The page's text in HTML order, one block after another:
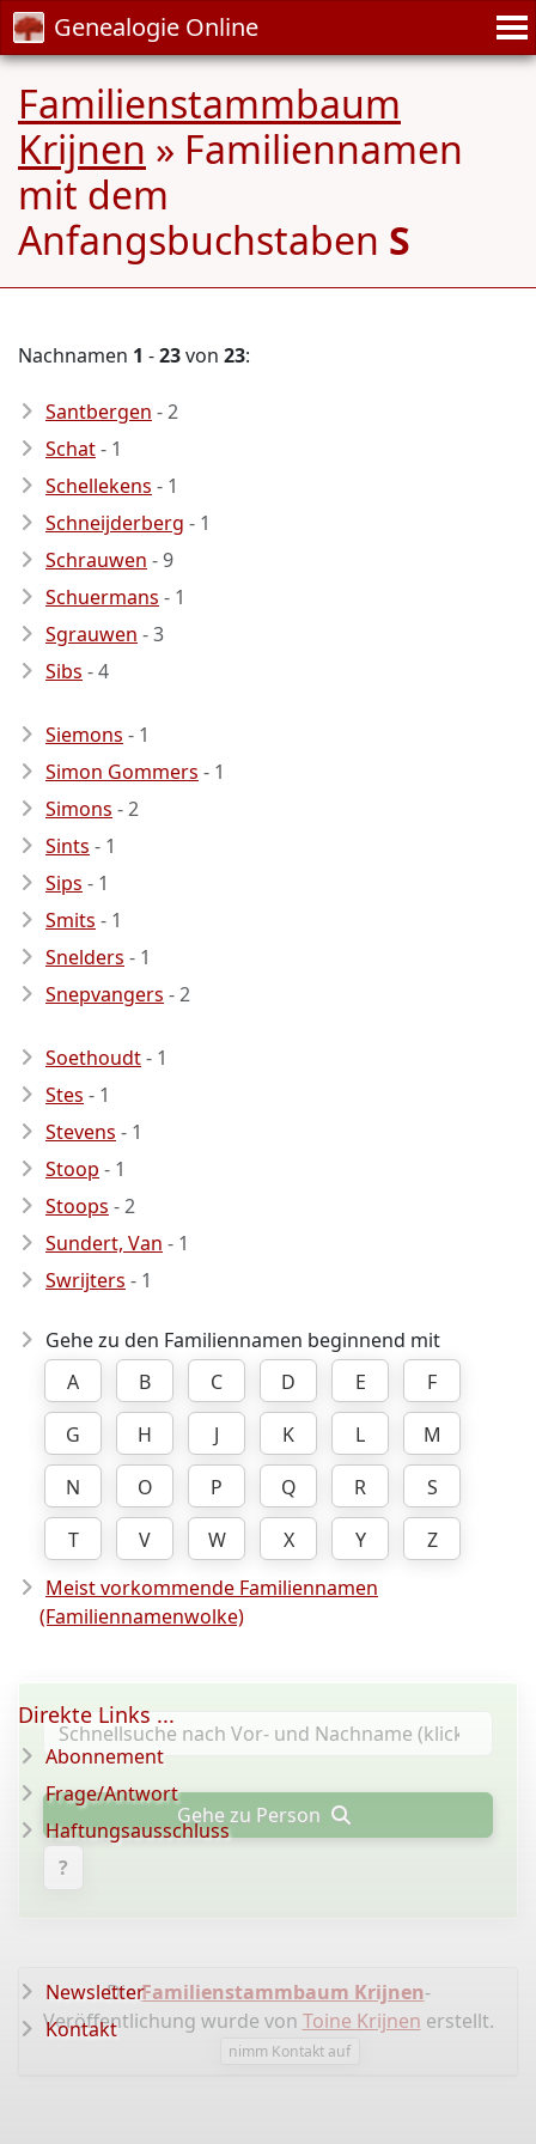
Genealogie Online
Familienstammbaum
Krijnen » Familiennamen
mit dem
Anfangsbuchstaben S
Nachnamen 1 -23von 23:
Santbergen - 2
Schat- 1
Schellekens - 1
Schneijderberg - 1
Schrauwen - 9
Schuermans - 1
Sgrauwen - 3
Sibs - 4
Siemons - 1
Simon Gommers - 1
Simons - 2
Sints - 1
Sips - 1
Smits - 1
Snelders - 1
Snepvangers - 2
Soethoudt- 1
Stes - 1
Stevens - 1
Stoop - 1
Stoops - 2
Sundert, Van - 1
Swrijters - 1
Gehe zu den Familiennamen beginnend mit
A
B C D E
F
G
H J K L
M
N
O P Q R
S
T
V W X Y
Z
Meist vorkommende Familiennamen
(Familiennamenwolke)
Gehe zu Person
?
DieFamilienstammbaum Krijnen-
Veröffentlichung wurde von Toine Krijnen erstellt.
nimm Kontakt auf
Direkte Links ...
Abonnement
Frage/Antwort
Haftungsausschluss
Newsletter
Kontakt